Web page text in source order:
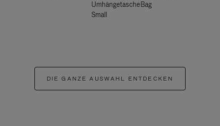
Umhängetasche
Small
Bag
DIE GANZE AUSWAHL ENTDECKEN